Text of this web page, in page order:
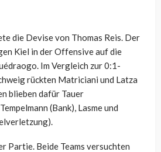
die Devise von Thomas Reis. Der
Kiel in der Offensive auf die
Im Vergleich zur 0:1-
rückten Matriciani und Latza
blieben dafür Tauer
(Bank), Lasme und
Partie. Beide Teams versuchten